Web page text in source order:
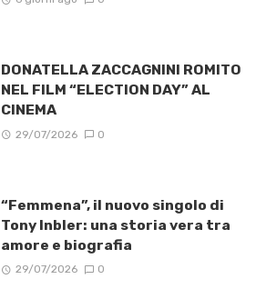
DONATELLA ZACCAGNINI ROMITO
NEL FILM “ELECTION DAY” AL
CINEMA
29/07/2026 0
“Femmena”, il nuovo singolo di
Tony Inbler: una storia vera tra
amore e biografia
29/07/2026 0